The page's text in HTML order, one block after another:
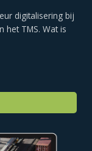
digitalisering bij
het TMS. Wat is